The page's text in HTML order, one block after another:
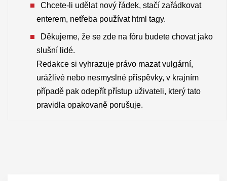
Chcete-li udělat nový řádek, stačí zařádkovat
enterem, netřeba používat html tagy.
Děkujeme, že se zde na fóru budete chovat jako
slušní lidé.
Redakce si vyhrazuje právo mazat vulgární,
urážlivé nebo nesmyslné příspěvky, v krajním
případě pak odepřít přístup uživateli, který tato
pravidla opakovaně porušuje.